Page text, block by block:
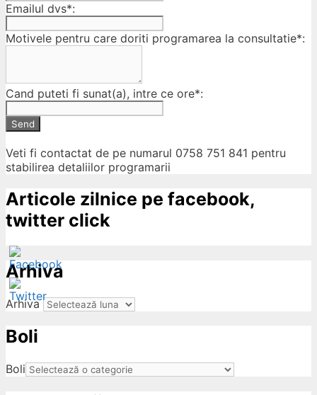
Emailul dvs*:
Motivele pentru care doriti programarea la consultatie*:
Cand puteti fi sunat(a), intre ce ore*:
Send
Veti fi contactat de pe numarul 0758 751 841 pentru
stabilirea detaliilor programarii
Articole zilnice pe facebook,
twitter click
Arhiva
Arhiva
Boli
Boli